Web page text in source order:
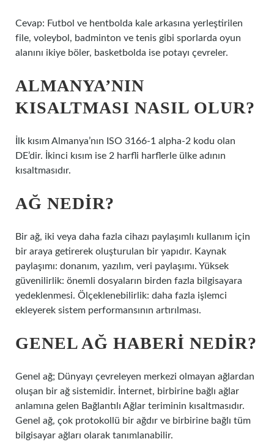
Cevap: Futbol ve hentbolda kale arkasına yerleştirilen
file, voleybol, badminton ve tenis gibi sporlarda oyun
alanını ikiye böler, basketbolda ise potayı çevreler.
ALMANYA’NIN
KISALTMASI NASIL OLUR?
İlk kısım Almanya’nın ISO 3166-1 alpha-2 kodu olan
DE’dir. İkinci kısım ise 2 harfli harflerle ülke adının
kısaltmasıdır.
AĞ NEDIR?
Bir ağ, iki veya daha fazla cihazı paylaşımlı kullanım için
bir araya getirerek oluşturulan bir yapıdır. Kaynak
paylaşımı: donanım, yazılım, veri paylaşımı. Yüksek
güvenilirlik: önemli dosyaların birden fazla bilgisayara
yedeklenmesi. Ölçeklenebilirlik: daha fazla işlemci
ekleyerek sistem performansının artırılması.
GENEL AĞ HABERI NEDIR?
Genel ağ; Dünyayı çevreleyen merkezi olmayan ağlardan
oluşan bir ağ sistemidir. İnternet, birbirine bağlı ağlar
anlamına gelen Bağlantılı Ağlar teriminin kısaltmasıdır.
Genel ağ, çok protokollü bir ağdır ve birbirine bağlı tüm
bilgisayar ağları olarak tanımlanabilir.